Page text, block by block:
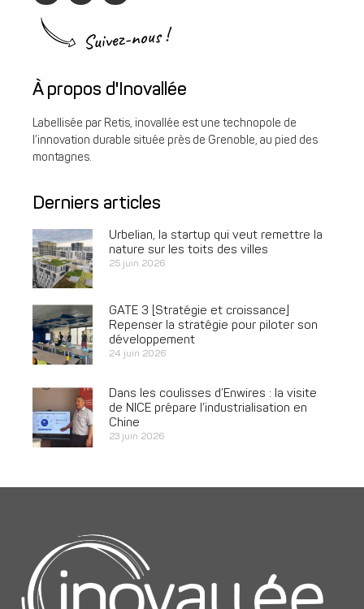
Suivez-nous !
À propos d'Inovallée
Labellisée par Retis, inovallée est une technopole de
l’innovation durable située près de Grenoble, au pied des
montagnes.
Derniers articles
Urbelian, la startup qui veut remettre la
nature sur les toits des villes
25 juin 2026
GATE 3 [Stratégie et croissance]
Repenser la stratégie pour piloter son
développement
24 juin 2026
Dans les coulisses d’Enwires : la visite
de NICE prépare l’industrialisation en
Chine
23 juin 2026